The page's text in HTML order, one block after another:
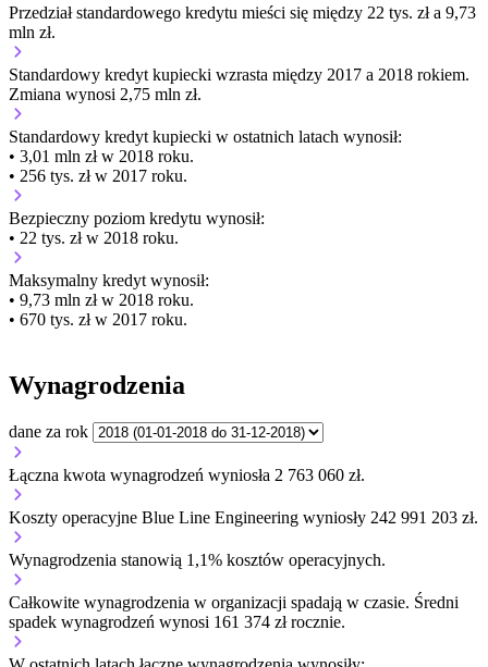
Przedział standardowego kredytu mieści się między 22 tys. zł a 9,73
mln zł.
Standardowy kredyt kupiecki wzrasta między 2017 a 2018 rokiem.
Zmiana wynosi 2,75 mln zł.
Standardowy kredyt kupiecki w ostatnich latach wynosił:
• 3,01 mln zł w 2018 roku.
• 256 tys. zł w 2017 roku.
Bezpieczny poziom kredytu wynosił:
• 22 tys. zł w 2018 roku.
Maksymalny kredyt wynosił:
• 9,73 mln zł w 2018 roku.
• 670 tys. zł w 2017 roku.
Wynagrodzenia
dane za rok
Łączna kwota wynagrodzeń wyniosła 2 763 060 zł.
Koszty operacyjne Blue Line Engineering wyniosły 242 991 203 zł.
Wynagrodzenia stanowią 1,1% kosztów operacyjnych.
Całkowite wynagrodzenia w organizacji spadają w czasie. Średni
spadek wynagrodzeń wynosi 161 374 zł rocznie.